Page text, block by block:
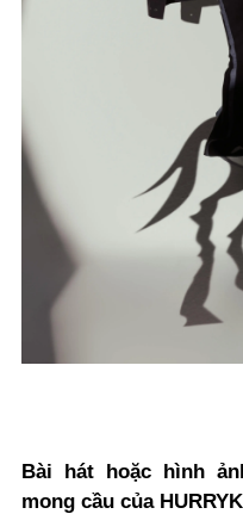
Bài hát hoặc hình
mong cầu của